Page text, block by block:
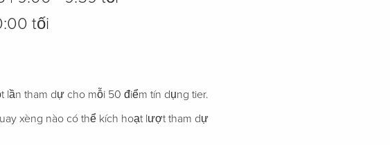
tối
tham dự cho mỗi 50 điểm tín dụng tier.
xèng nào có thể kích hoạt lượt tham dự